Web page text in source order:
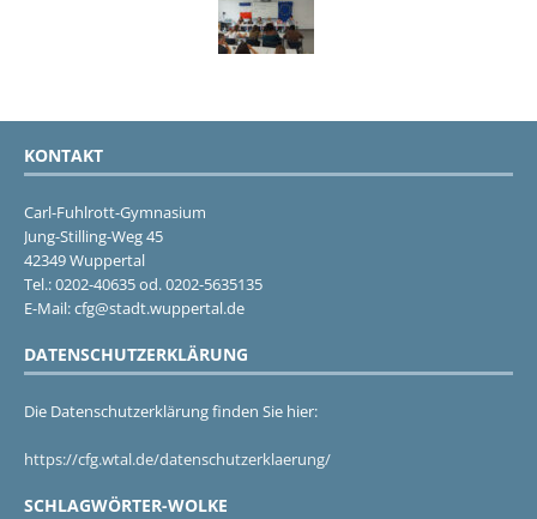
KONTAKT
Carl-Fuhlrott-Gymnasium
Jung-Stilling-Weg 45
42349 Wuppertal
Tel.: 0202-40635 od. 0202-5635135
E-Mail: cfg@stadt.wuppertal.de
DATENSCHUTZERKLÄRUNG
Die Datenschutzerklärung finden Sie hier:
https://cfg.wtal.de/datenschutzerklaerung/
SCHLAGWÖRTER-WOLKE